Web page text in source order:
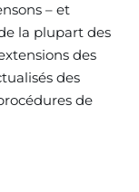
– et
la plupart des
des
des
de